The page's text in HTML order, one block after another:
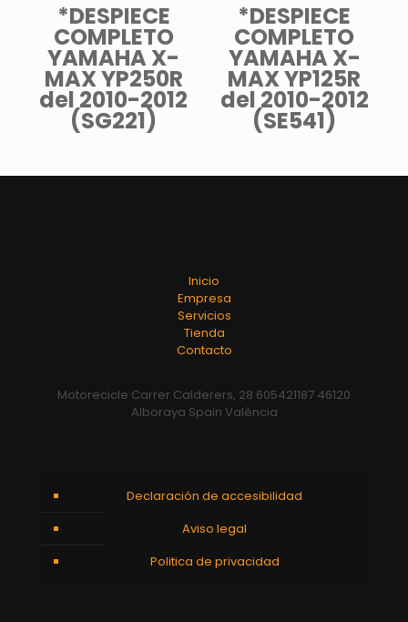
*DESPIECE
COMPLETO
YAMAHA X-
MAX YP250R
del 2010-2012
(SG221)
*DESPIECE
COMPLETO
YAMAHA X-
MAX YP125R
del 2010-2012
(SE541)
Inicio
Empresa
Servicios
Tienda
Contacto
Motorecicle Carrer Calderers, 28 605421187 46120
Alboraya Spain València
Declaración de accesibilidad
Aviso legal
Politica de privacidad